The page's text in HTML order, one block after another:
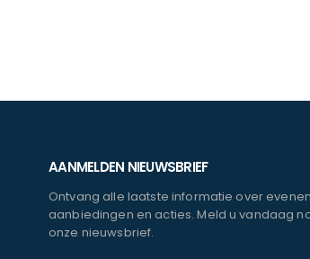
AANMELDEN NIEUWSBRIEF
Ontvang alle laatste informatie over
aanbiedingen en acties. Meld u vandaag
onze nieuwsbrief.